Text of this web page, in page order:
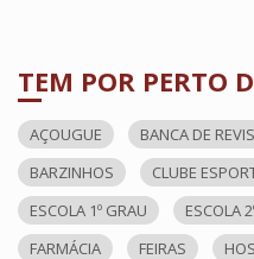
TEM POR PERTO
AÇOUGUE BANCA DE
BARZINHOS
CLUBE
ESCOLA 1º GRAU
ESCOLA
FARMÁCIA
FEIRAS